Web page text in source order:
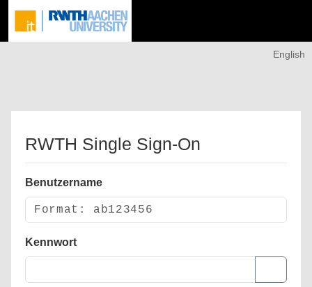
English
RWTH Single Sign-On
Benutzername
Kennwort